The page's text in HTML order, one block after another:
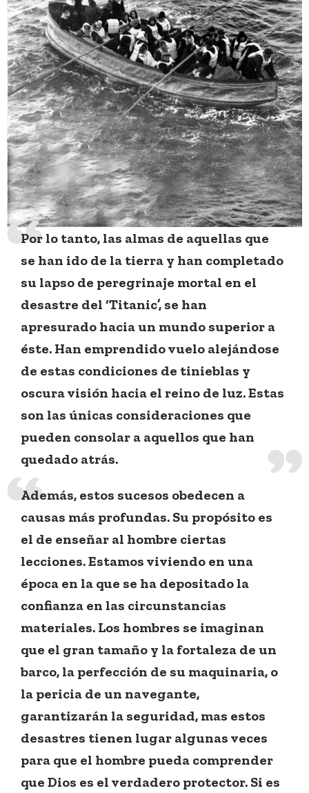
Por lo tanto, las almas de aquellas que
se han ido de la tierra y han completado
su lapso de peregrinaje mortal en el
desastre del ‘Titanic’, se han
apresurado hacia un mundo superior a
éste. Han emprendido vuelo alejándose
de estas condiciones de tinieblas y
oscura visión hacia el reino de luz. Estas
son las únicas consideraciones que
pueden consolar a aquellos que han
quedado atrás.
Además, estos sucesos obedecen a
causas más profundas. Su propósito es
el de enseñar al hombre ciertas
lecciones. Estamos viviendo en una
época en la que se ha depositado la
confianza en las circunstancias
materiales. Los hombres se imaginan
que el gran tamaño y la fortaleza de un
barco, la perfección de su maquinaria, o
la pericia de un navegante,
garantizarán la seguridad, mas estos
desastres tienen lugar algunas veces
para que el hombre pueda comprender
que Dios es el verdadero protector. Si es